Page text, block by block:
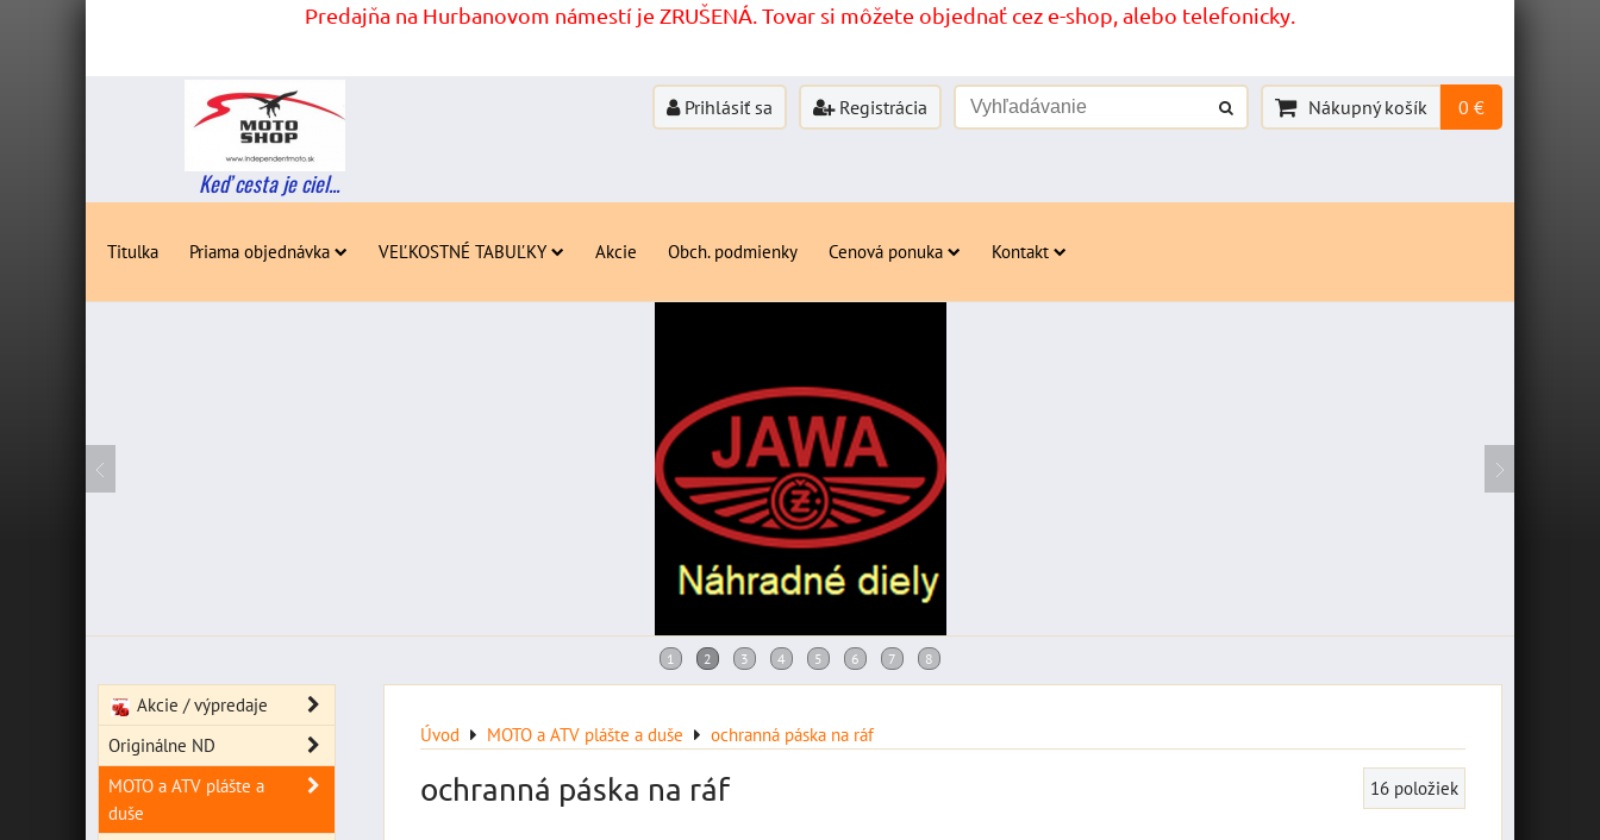
Predajňa na Hurbanovom námestí je ZRUŠENÁ. Tovar si môžete objednať cez e-shop, alebo telefonicky.
Keď cesta je ciel...
Prihlásiť sa Registrácia Nákupný košík 0 €
Titulka Priama objednávka VEĽKOSTNÉ TABUĽKY Akcie Obch. podmienky Cenová ponuka Kontakt
Úvod MOTO a ATV plášte a duše ochranná páska na ráf
ochranná páska na ráf 16 položiek
Akcie / výpredaje
Originálne ND
MOTO a ATV plášte a
duše